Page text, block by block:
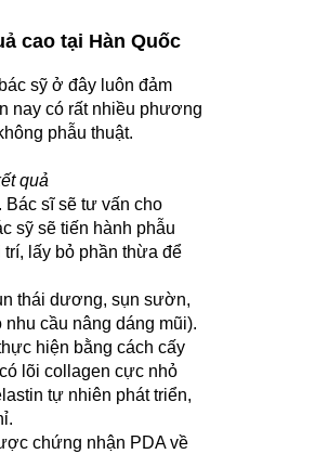
cao tại Hàn Quốc
sỹ ở đây luôn đảm
nay có rất nhiều phương
phẫu thuật.
quả
sĩ sẽ tư vấn cho
sỹ sẽ tiến hành phẫu
lấy bỏ phần thừa để
thái dương, sụn sườn,
cầu nâng dáng mũi).
hiện bằng cách cấy
lõi collagen cực nhỏ
tự nhiên phát triển,
chứng nhận PDA về